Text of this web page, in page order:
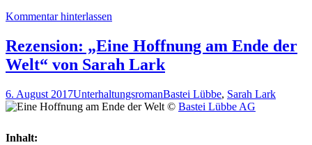
Cross
Kommentar hinterlassen
Rezension: „Eine Hoffnung am Ende der
Welt“ von Sarah Lark
6. August 2017UnterhaltungsromanBastei Lübbe, Sarah Lark
© Bastei Lübbe AG
Inhalt: